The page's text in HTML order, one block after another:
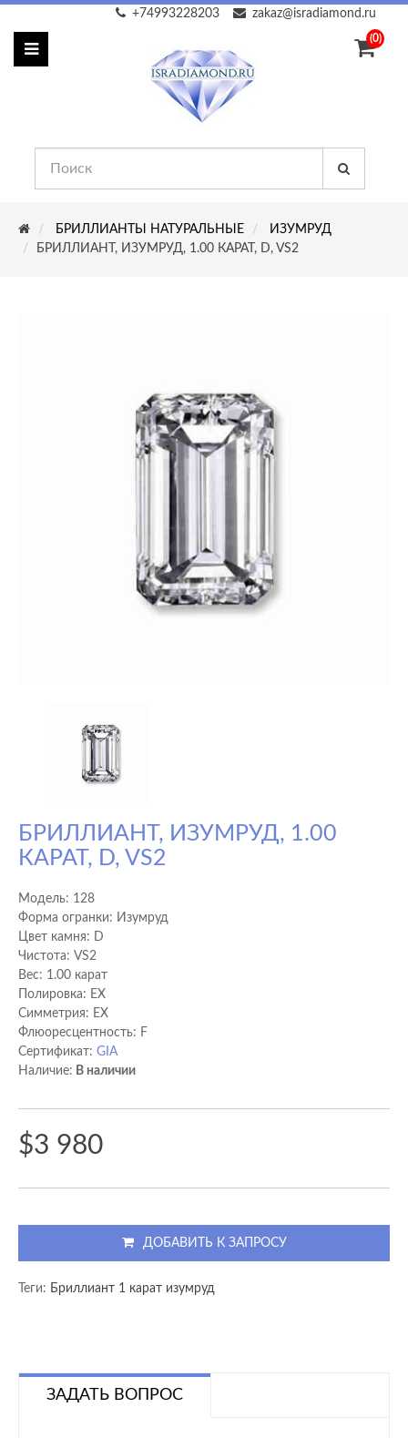
zakaz@isradiamond.ru
+74993228203
(0)
БРИЛЛИАНТЫ НАТУРАЛЬНЫЕ
ИЗУМРУД
БРИЛЛИАНТ, ИЗУМРУД, 1.00 КАРАТ, D, VS2
БРИЛЛИАНТ, ИЗУМРУД, 1.00
КАРАТ, D, VS2
Модель: 128
Форма огранки: Изумруд
Цвет камня: D
Чистота: VS2
Вес: 1.00 карат
Полировка: EX
Cимметрия: EX
Флюоресцентность: F
Сертификат: GIA
Наличие: В наличии
$3 980
ДОБАВИТЬ К ЗАПРОСУ
Теги: Бриллиант 1 карат изумруд
ЗАДАТЬ ВОПРОС